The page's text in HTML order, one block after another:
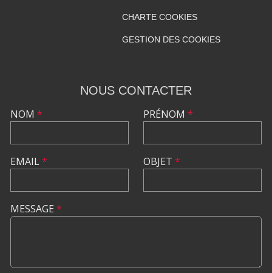
CHARTE COOKIES
GESTION DES COOKIES
NOUS CONTACTER
NOM *
EMAIL*
PRÉNOM *
OBJET *
MESSAGE *